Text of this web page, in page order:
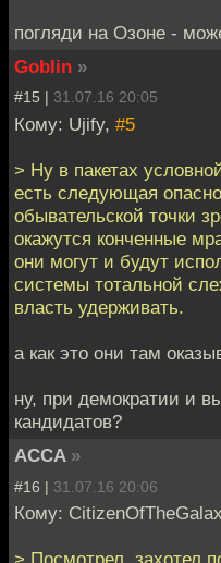
погляди на Озоне -
Goblin »
#15 | 31.07.16 20:05
Кому: Ujify, #5
> Ну в пакетах
есть следующая
обывательской точки
окажутся конченные
они могут и будут
системы тотальной
власть удерживать.
а как это они там
ну, при демократии и
кандидатов?
ACCA »
#16 | 31.07.16 20:06
Кому: